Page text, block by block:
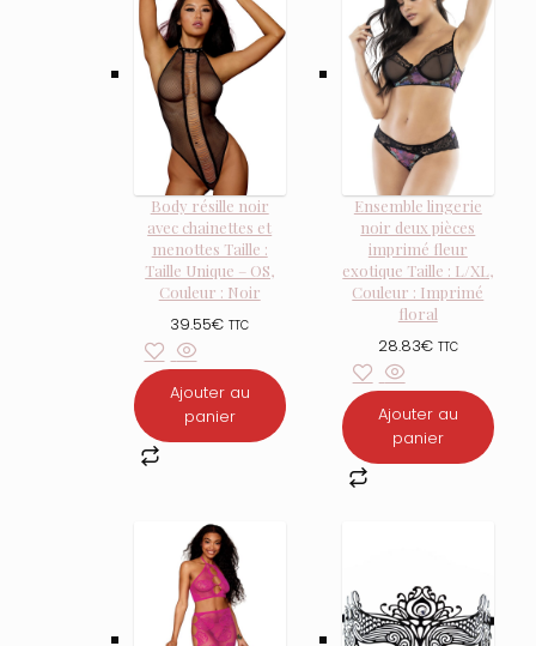
Body résille noir
avec chainettes et
menottes Taille :
Taille Unique – OS,
Couleur : Noir
39.55€ TTC
Ajouter au
panier
Ensemble lingerie
noir deux pièces
imprimé fleur
exotique Taille : L/XL,
Couleur : Imprimé
floral
28.83€ TTC
Ajouter au
panier